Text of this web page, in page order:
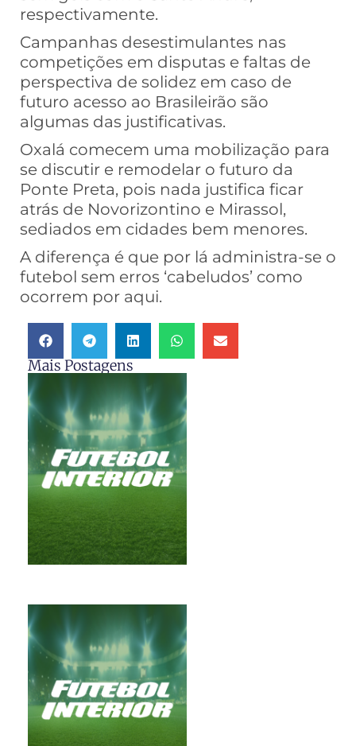
respectivamente.
Campanhas desestimulantes nas
competições em disputas e faltas de
perspectiva de solidez em caso de
futuro acesso ao Brasileirão são
algumas das justificativas.
Oxalá comecem uma mobilização para
se discutir e remodelar o futuro da
Ponte Preta, pois nada justifica ficar
atrás de Novorizontino e Mirassol,
sediados em cidades bem menores.
A diferença é que por lá administra-se o
futebol sem erros ‘cabeludos’ como
ocorrem por aqui.
Mais Postagens